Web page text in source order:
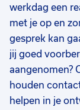
werkdag een
met je op en
gesprek kan
jij goed
aangenomen?
houden
helpen in je